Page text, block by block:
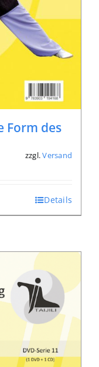
Form des
zzgl.Versand
Details